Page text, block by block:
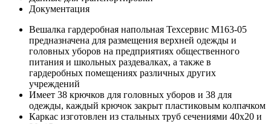
Документация
Вешалка гардеробная напольная Техсервис М163-05
предназначена для размещения верхней одежды и
головных уборов на предприятиях общественного
питания и школьных раздевалках, а также в
гардеробных помещениях различных других
учреждений
Имеет 38 крючков для головных уборов и 38 для
одежды, каждый крючок закрыт пластиковым колпачком
Каркас изготовлен из стальных труб сечениями 40x20 и